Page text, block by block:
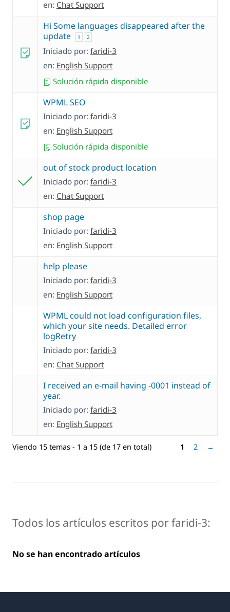
en: Chat Support
Hi Some languages ​​disappeared after the
update
1 2
Iniciado por: faridi-3
en: English Support
Solución rápida disponible
WPML SEO
Iniciado por: faridi-3
en: English Support
Solución rápida disponible
out of stock product location
Iniciado por: faridi-3
en: Chat Support
shop page
Iniciado por: faridi-3
en: English Support
help please
Iniciado por: faridi-3
en: English Support
WPML could not load configuration files,
which your site needs. Detailed error
logRetry
Iniciado por: faridi-3
en: Chat Support
I received an e-mail having -0001 instead of
year.
Iniciado por: faridi-3
en: English Support
Viendo 15 temas - 1 a 15 (de 17 en total) 1 2 →
Todos los artículos escritos por faridi-3:
No se han encontrado artículos